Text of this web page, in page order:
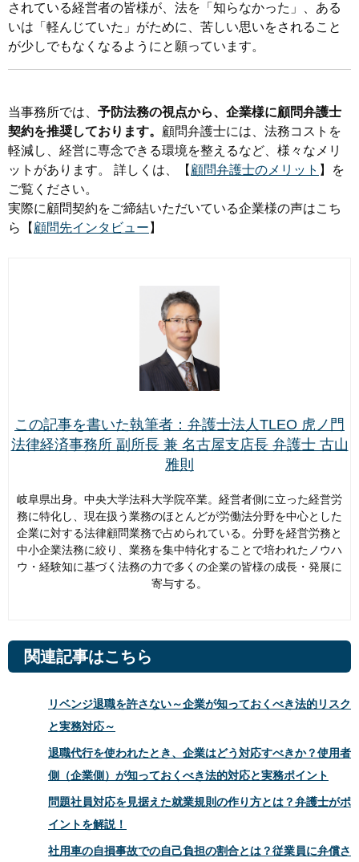
されている経営者の皆様が、法を「知らなかった」、ある
いは「軽んじていた」がために、苦しい思いをされること
が少しでもなくなるようにと願っています。
当事務所では、 予防法務の視点から、企業様に顧問弁護士
契約を推奨しております。 顧問弁護士には、法務コストを
軽減し、経営に専念できる環境を整えるなど、様々なメリ
ットがあります。 詳しくは、【 顧問弁護士のメリット 】を
ご覧ください。
実際に顧問契約をご締結いただいている企業様の声はこち
ら【 顧問先インタビュー 】
この記事を書いた執筆者：弁護士法人TLEO 虎ノ門
法律経済事務所 副所長 兼 名古屋支店長 弁護士 古山
雅則
岐阜県出身。中央大学法科大学院卒業。経営者側に立った経営労
務に特化し、現在扱う業務のほとんどが労働法分野を中心とした
企業に対する法律顧問業務で占められている。分野を経営労務と
中小企業法務に絞り、業務を集中特化することで培われたノウハ
ウ・経験知に基づく法務の力で多くの企業の皆様の成長・発展に
寄与する。
関連記事はこちら
リベンジ退職を許さない～企業が知っておくべき法的リスク
と実務対応～
退職代行を使われたとき、企業はどう対応すべきか？使用者
側（企業側）が知っておくべき法的対応と実務ポイント
問題社員対応を見据えた就業規則の作り方とは？弁護士がポ
イントを解説！
社用車の自損事故での自己負担の割合とは？従業員に弁償さ